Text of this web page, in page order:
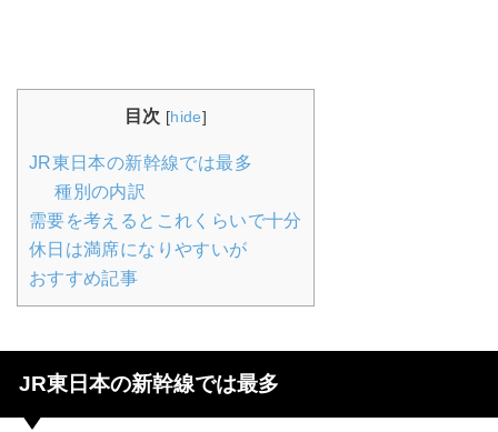
目次 [hide]
JR東日本の新幹線では最多
種別の内訳
需要を考えるとこれくらいで十分
休日は満席になりやすいが
おすすめ記事
JR東日本の新幹線では最多